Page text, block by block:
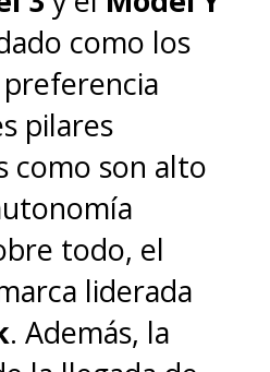
como los
pilares
como son alto
todo, el
liderada
. Además, la